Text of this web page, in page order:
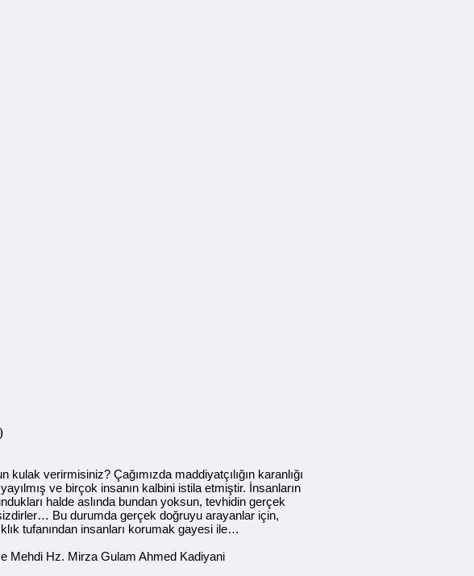
kulak verirmisiniz? Çağımızda maddiyatçılığın karanlığı
ve birçok insanın kalbini istila etmiştir. İnsanların
halde aslında bundan yoksun, tevhidin gerçek
Bu durumda gerçek doğruyu arayanlar için,
tufanından insanları korumak gayesi ile…
Mehdi Hz. Mirza Gulam Ahmed Kadiyani